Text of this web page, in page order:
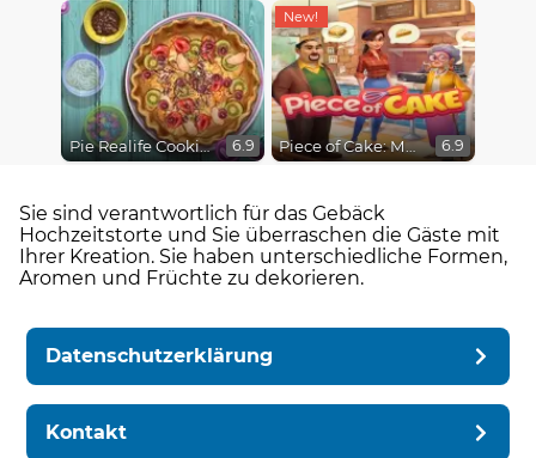
Pie Realife Cooking 6.9 Piece of Cake: Merge & Bake 6.9
Sie sind verantwortlich für das Gebäck
Hochzeitstorte und Sie überraschen die Gäste mit
Ihrer Kreation. Sie haben unterschiedliche Formen,
Aromen und Früchte zu dekorieren.
Datenschutzerklärung
Kontakt